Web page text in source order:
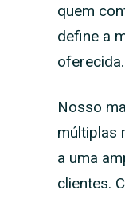
quem
define a
oferecida.
Nosso
múltiplas
a uma
clientes.